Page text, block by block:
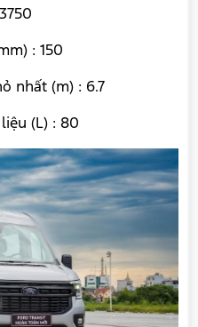
: 150
nhất (m) : 6.7
(L) : 80